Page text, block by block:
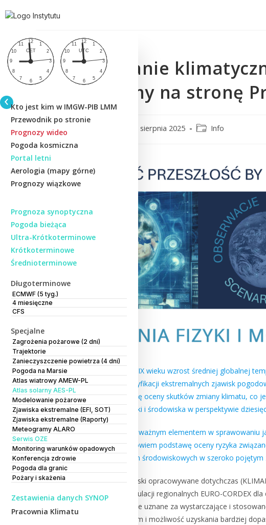
Kto jest kim w IMGW-PIB LMM
Przewodnik po stronie
Prognozy wideo
Pogoda kosmiczna
Portal letni
Aerologia (mapy górne)
Prognozy wiązkowe
Prognoza synoptyczna
Pogoda bieżąca
Ultra-Krótkoterminowe
Krótkoterminowe
Średnioterminowe
Długoterminowe
ECMWF (5 tyg.)
4 miesięczne
CFS
Specjalne
Zagrożenia pożarowe (2 dni)
Trajektorie
Zanieczyszczenie powietrza (4 dni)
Pogoda na Marsie
Atlas wiatrowy AMEW-PL
Atlas solarny AES-PL
Modelowanie pożarowe
Zjawiska ekstremalne (EFI, SOT)
Zjawiska ekstremalne (Raporty)
Meteogramy ALARO
Serwis OZE
Monitoring warunków opadowych
Konferencja zdrowie
Pogoda dla granic
Pożary i skażenia
Zestawienia danych SYNOP
Pracownia Klimatu
Modelowanie
zapraszamy na stronę
13 sierpnia 2025 Info
Obserwowany od końca XIX wieku wzrost średniej globalnej
ostatnich latach do intensyfikacji ekstremalnych zjawisk
klimatu stanowią podstawę oceny skutków zmiany klimatu, co
społeczeństwa, gospodarki i środowiska w perspektywie
Modelowanie klimatu jest ważnym elementem w sprawowaniu
modelowania stanowią bowiem podstawę oceny ryzyka
planów adaptacji do zmian środowiskowych w szeroko
Strategie adaptacji dla Polski opracowywane dotychczas
dostępnych wynikach symulacji regionalnych EURO-CORDEX
niedawna było to podejście uznane za wystarczające i
modelowaniu klimatycznym i możliwość uzyskania bardziej